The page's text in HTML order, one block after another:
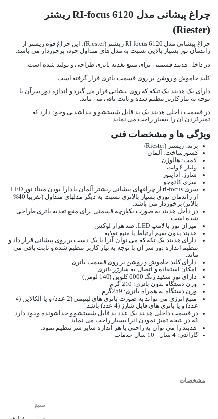
چراغ پیشانی مدل RI-focus 6120 ریشتر
(Riester)
چراغ پیشانی مدل RI-focus 6120 ریشتر (Riester)، این چراغ قوه ریشتر از
راندمان نور بسیار بالایی نسبت به مدل های متداول خود، برخوردار می باشد.
در داخل هدبند قسمتی برای منبع تغذیه باتری طراحی و تولید شده است.
کلید خاموش و روشن بر روی قسمت باتری قرار گرفته است.
دارای یک هدبند یک تیکه که روی پیشانی قرار می گیرد و اندازه دور سرآن با
توجه به نیاز کاربر تنظیم شده و ثابت باقی می ماند.
در قسمت داخلی هدبند یک پد قابل شستشو و جداشدنی وجود دارد که
تمیزکردن آن را بسیار راحت می نماید.
ویژگی ها و مشخصات فنی
برند: ریشتر (Riester)
کشورساخت: آلمان
لامپ: هالوژن
ولتاژ:8 ولت
شارژ: آداپتور
سری:کائوچو
سری ri-focus از چراغهای پیشانی ریشتر آلمان با دارا بودن مبناء نور LED
از راندمان نوری بسیار بالاتری نسبت به دیگر مدلهای متداول (تقریبا 40%
بالاتر) برخوردار می باشد.
در داخل هدبند به صورت یکپارچه قسمتی برای منبع تغذیه باتری طراحی
شده است.
میزان نور با لامپ LED: صد هزار لوکس
هدبند بدون سیم ارتباط با منبع تغذیه
دارای هدبند یک تکه که می توان آنرا با یک دست بر روی پیشانی قرار داد و
تنظیم اندازه دور سر آن با توجه به نیاز کاربر تنظیم شده و ثابت باقی می
ماند.
دارای کلید خاموش و روشن بر روی قسمت باتری
امکان استفاده و اتصال به شارژر باتری
دارای نور سفید رنگ 6000 کلوین (140 لومن)
وزن دستگاه بدون باتری: 210 گرم
وزن دستگاه به همراه باتری: 259گرم
منبع انرژی می تواند به صورت باتری های لیتیمی (2 عدد) و یا آلکالاین (4
عدد) و یا باتری های قابل شارژ (4 عدد) باشد.
در قسمت داخلی هدبند یک عدد پد قابل شستشو و جداشونده وجود دارد
که در نتیجه تمیز نمودن آنرا بسیار راحت می نماید.
هدبند را می توان به راحتی با هر اندازه سایز سر تنظیم نمود.
گارانتی: 4 سال - 10 سال خدمات
مشخصات
منبع